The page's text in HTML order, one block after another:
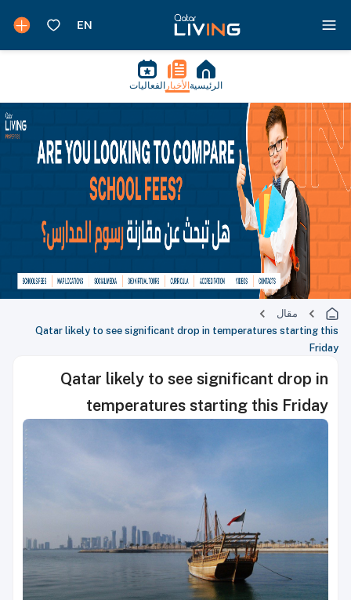
الرئيسية الأخبار الفعاليات
مقال
Qatar likely to see significant drop in temperatures starting this
Friday
Qatar likely to see significant drop in
temperatures starting this Friday